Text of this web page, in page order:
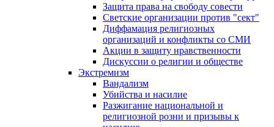
Защита права на свободу совести
Светские организации против "сект"
Диффамация религиозных
организаций и конфликты со СМИ
Акции в защиту нравственности
Дискуссии о религии и обществе
Экстремизм
Вандализм
Убийства и насилие
Разжигание национальной и
религиозной розни и призывы к